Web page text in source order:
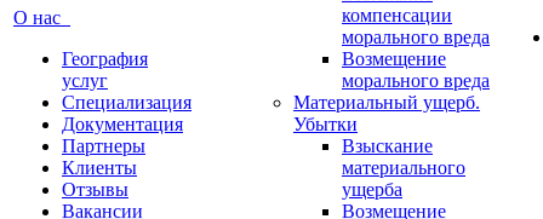
О нас
География
услуг
Специализация
Документация
Партнеры
Клиенты
Отзывы
Вакансии
компенсации
морального вреда
Возмещение
морального вреда
Материальный ущерб.
Убытки
Взыскание
материального
ущерба
Возмещение